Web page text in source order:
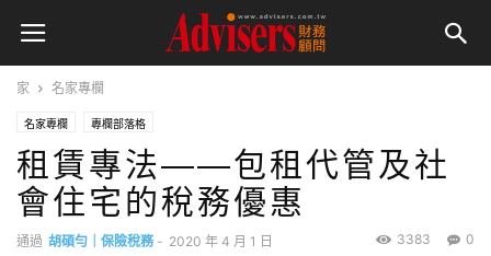
家 名家專欄
名家專欄 專欄部落格
租賃專法——包租代管及社
會住宅的稅務優惠
通過 胡碩勻｜保險稅務 - 2020 年 4 月 1 日 0
3383